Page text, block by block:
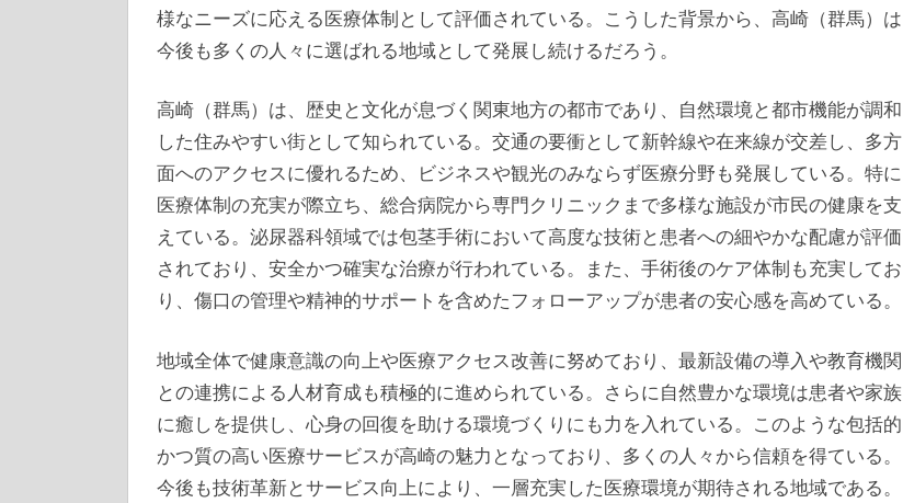
様なニーズに応える医療体制として評価されている。こうした背景から、高崎（群馬）は
今後も多くの人々に選ばれる地域として発展し続けるだろう。
高崎（群馬）は、歴史と文化が息づく関東地方の都市であり、自然環境と都市機能が調和
した住みやすい街として知られている。交通の要衝として新幹線や在来線が交差し、多方
面へのアクセスに優れるため、ビジネスや観光のみならず医療分野も発展している。特に
医療体制の充実が際立ち、総合病院から専門クリニックまで多様な施設が市民の健康を支
えている。泌尿器科領域では包茎手術において高度な技術と患者への細やかな配慮が評価
されており、安全かつ確実な治療が行われている。また、手術後のケア体制も充実してお
り、傷口の管理や精神的サポートを含めたフォローアップが患者の安心感を高めている。
地域全体で健康意識の向上や医療アクセス改善に努めており、最新設備の導入や教育機関
との連携による人材育成も積極的に進められている。さらに自然豊かな環境は患者や家族
に癒しを提供し、心身の回復を助ける環境づくりにも力を入れている。このような包括的
かつ質の高い医療サービスが高崎の魅力となっており、多くの人々から信頼を得ている。
今後も技術革新とサービス向上により、一層充実した医療環境が期待される地域である。